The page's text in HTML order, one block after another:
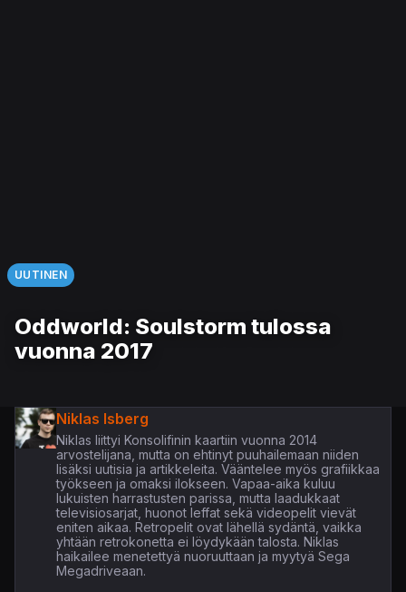
UUTINEN
Oddworld: Soulstorm tulossa
vuonna 2017
Niklas Isberg
Niklas liittyi Konsolifinin kaartiin vuonna 2014
arvostelijana, mutta on ehtinyt puuhailemaan niiden
lisäksi uutisia ja artikkeleita. Vääntelee myös grafiikkaa
työkseen ja omaksi ilokseen. Vapaa-aika kuluu
lukuisten harrastusten parissa, mutta laadukkaat
televisiosarjat, huonot leffat sekä videopelit vievät
eniten aikaa. Retropelit ovat lähellä sydäntä, vaikka
yhtään retrokonetta ei löydykään talosta. Niklas
haikailee menetettyä nuoruuttaan ja myytyä Sega
Megadriveaan.